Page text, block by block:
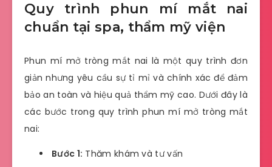
Quy trình phun mí mắt nai
chuẩn tại spa, thẩm mỹ viện
Phun mí mở tròng mắt nai là một quy trình đơn
giản nhưng yêu cầu sự tỉ mỉ và chính xác để đảm
bảo an toàn và hiệu quả thẩm mỹ cao. Dưới đây là
các bước trong quy trình phun mí mở tròng mắt
nai:
Bước 1: Thăm khám và tư vấn